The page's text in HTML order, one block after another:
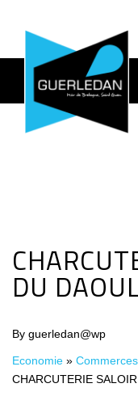
DU
By guerledan@wp
Economie »
CHARCUTERIE